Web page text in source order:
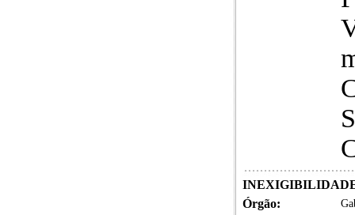
INEXIGIBILIDADE
Órgão: